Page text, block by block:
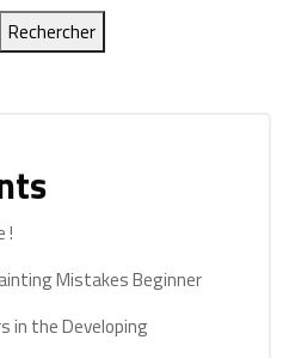
Rechercher
!
Mistakes Beginner
in the Developing